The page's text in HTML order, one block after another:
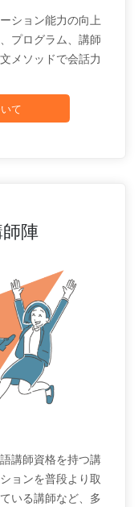
ション能力の向上
プログラム、講師
メソッドで会話力
て
陣
講師資格を持つ講
ョンを普段より取
いる講師など、多